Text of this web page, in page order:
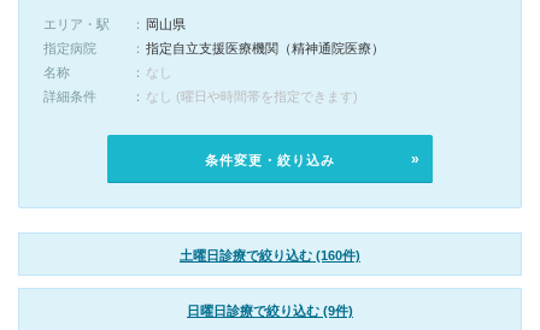
エリア・駅
岡山県
指定病院
指定自立支援医療機関（精神通院医療）
名称
なし
詳細条件
なし (曜日や時間帯を指定できます)
条件変更・絞り込み
土曜日診療で絞り込む (160件)
日曜日診療で絞り込む (9件)